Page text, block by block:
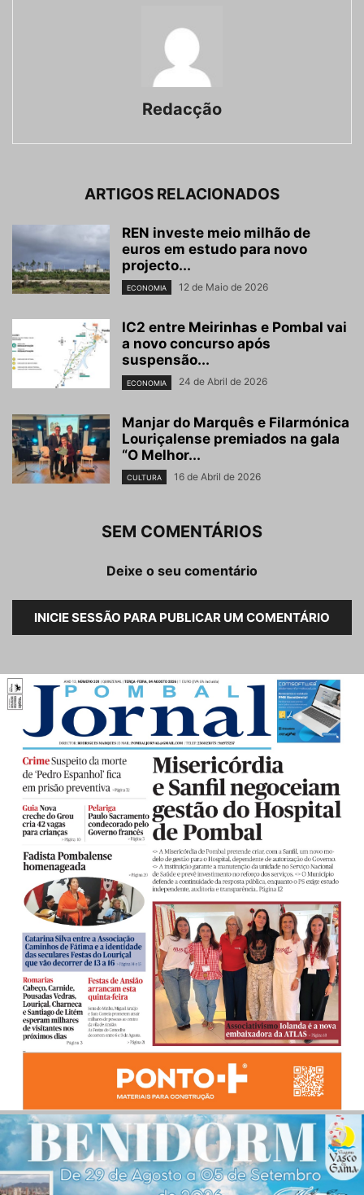
Redacção
ARTIGOS RELACIONADOS
REN investe meio milhão de
euros em estudo para novo
projecto...
ECONOMIA 12 de Maio de 2026
IC2 entre Meirinhas e Pombal vai
a novo concurso após
suspensão...
ECONOMIA 24 de Abril de 2026
Manjar do Marquês e Filarmónica
Louriçalense premiados na gala
“O Melhor...
CULTURA 16 de Abril de 2026
SEM COMENTÁRIOS
Deixe o seu comentário
INICIE SESSÃO PARA PUBLICAR UM COMENTÁRIO